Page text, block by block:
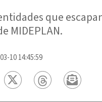
que
MIDEPLAN.
10 14:45:59